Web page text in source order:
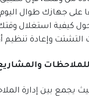
على جهازك طوال
حول كيفية استغلال
وإعادة تنظيم